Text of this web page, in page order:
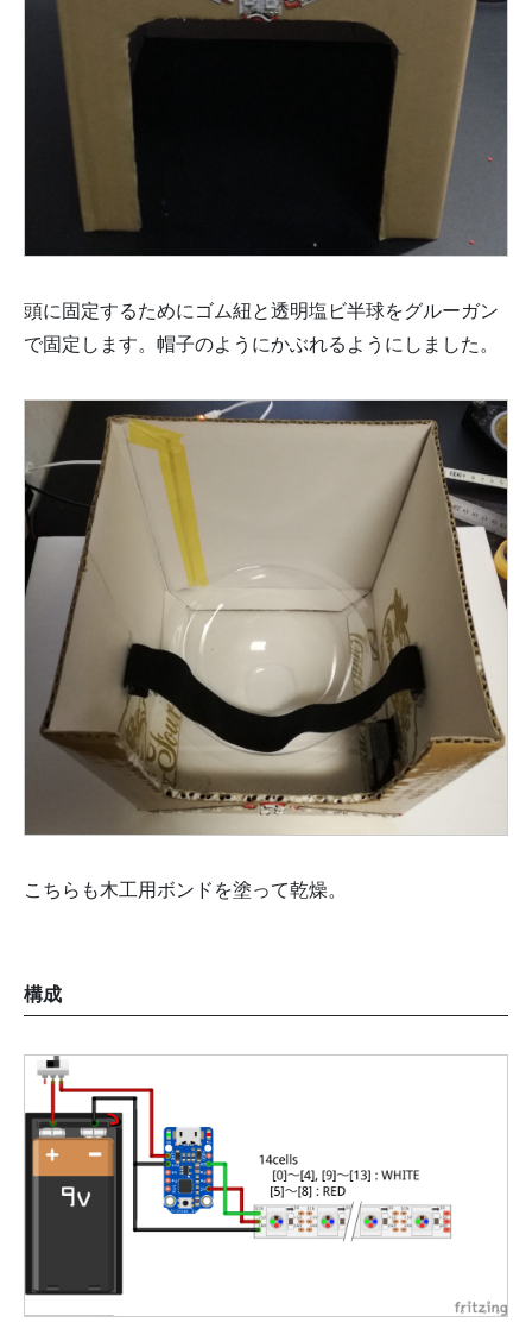
頭に固定するためにゴム紐と透明塩ビ半球をグルーガン
で固定します。帽子のようにかぶれるようにしました。
こちらも木工用ボンドを塗って乾燥。
構成